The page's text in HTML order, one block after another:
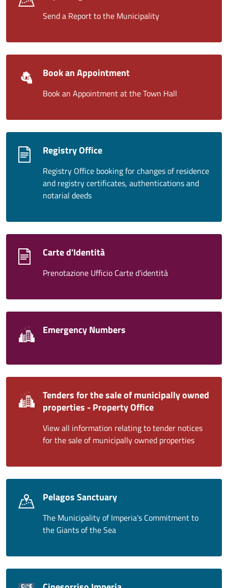
Send a Report to the Municipality
Book an Appointment
Book an Appointment at the Town Hall
Registry Office
Registry Office booking for changes of residence
and registry certificates, authentications and
notarial deeds
Carte d'Identità
Prenotazione Ufficio Carte d'identità
Emergency Numbers
Tenders for the sale of municipally owned
properties - Property Office
View all information relating to tender notices
for the sale of municipally owned properties
Pelagos Sanctuary
The Municipality of Imperia's Commitment to
the Giants of the Sea